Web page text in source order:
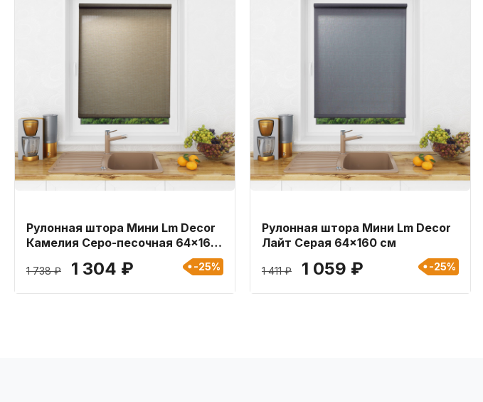
Рулонная штора Мини Lm Decor
Камелия Серо-песочная 64x160
1 738 ₽ 1 304 ₽ -25%
Рулонная штора Мини Lm Decor
Лайт Серая 64x160 см
1 411 ₽ 1 059 ₽ -25%